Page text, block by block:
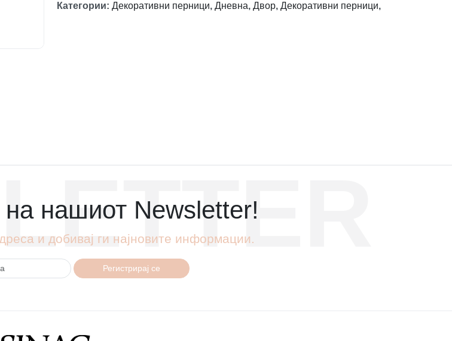
Категории: Декоративни перници, Дневна, Двор, Декоративни перници,
нашиот Newsletter!
и добивај ги најновите информации.
Регистрирај се